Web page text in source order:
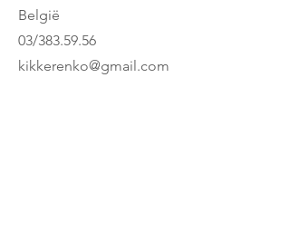
België
03/383.59.56
kikkerenko@gmail.com